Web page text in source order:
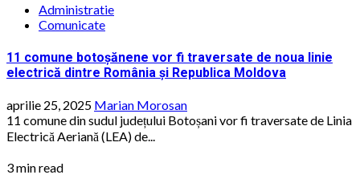
Administratie
Comunicate
11 comune botoșănene vor fi traversate de noua linie
electrică dintre România și Republica Moldova
aprilie 25, 2025 Marian Morosan
11 comune din sudul județului Botoșani vor fi traversate de Linia
Electrică Aeriană (LEA) de...
3 min read